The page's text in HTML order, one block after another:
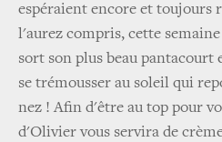
espéraient encore et toujours
l'aurez compris, cette semaine
sort son plus beau
se trémousser au soleil qui
nez ! Afin d'être au top pour
d'Olivier vous servira de